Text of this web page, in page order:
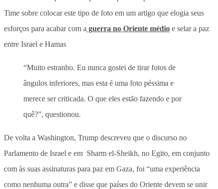
Time sobre colocar este tipo de foto em um artigo que elogia seus
esforços para acabar com a guerra no Oriente médio e selar a paz
entre Israel e Hamas
“Muito estranho. Eu nunca gostei de tirar fotos de
ângulos inferiores, mas esta é uma foto péssima e
merece ser criticada. O que eles estão fazendo e por
quê?”, questionou.
De volta a Washington, Trump descreveu que o discurso no
Parlamento de Israel e em Sharm el-Sheikh, no Egito, em conjunto
com às suas assinaturas para paz em Gaza, foi “uma experiência
como nenhuma outra” e disse que países do Oriente devem se unir